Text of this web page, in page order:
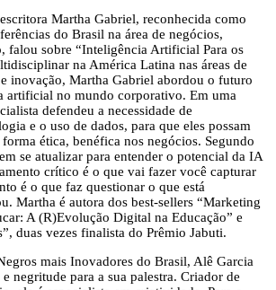
Martha Gabriel, reconhecida como
do Brasil na área de negócios,
falou sobre “Inteligência Artificial Para os
na América Latina nas áreas de
inovação, Martha Gabriel abordou o futuro
artificial no mundo corporativo. Em uma
defendeu a necessidade de
e o uso de dados, para que eles possam
ética, benéfica nos negócios. Segundo
se atualizar para entender o potencial da IA
crítico é o que vai fazer você capturar
é o que faz questionar o que está
Martha é autora dos best-sellers “Marketing
A (R)Evolução Digital na Educação” e
duas vezes finalista do Prêmio Jabuti.
mais Inovadores do Brasil, Alê Garcia
negritude para a sua palestra. Criador de